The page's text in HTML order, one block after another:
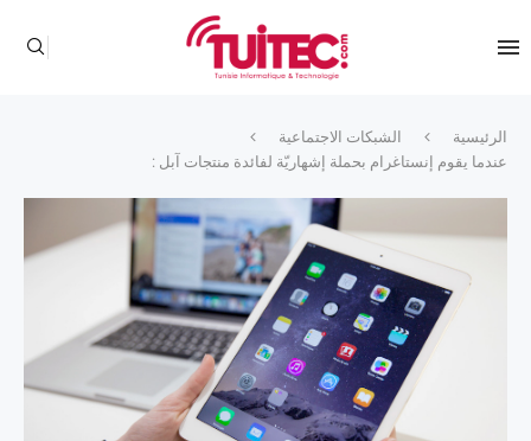
الرئيسية
الشبكات الاجتماعية
عندما يقوم إنستاغرام بحملة إشهاريّة لفائدة منتجات آبل :